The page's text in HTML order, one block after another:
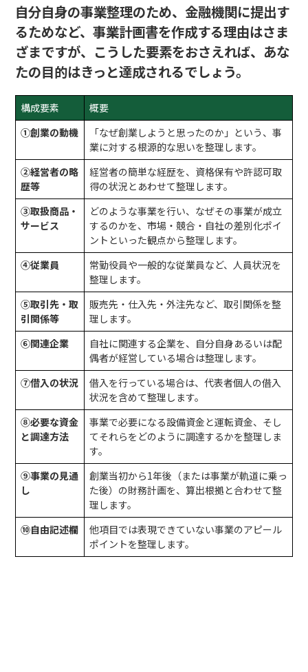
自分自身の事業整理のため、金融機関に提出す
るためなど、事業計画書を作成する理由はさま
ざまですが、こうした要素をおさえれば、あな
たの目的はきっと達成されるでしょう。
構成要素
概要
①創業の動機
「なぜ創業しようと思ったのか」という、事
業に対する根源的な思いを整理します。
②経営者の略
歴等
経営者の簡単な経歴を、資格保有や許認可取
得の状況とあわせて整理します。
③取扱商品・
サービス
どのような事業を行い、なぜその事業が成立
するのかを、市場・競合・自社の差別化ポイ
ントといった観点から整理します。
④従業員
常勤役員や一般的な従業員など、人員状況を
整理します。
⑤取引先・取
引関係等
販売先・仕入先・外注先など、取引関係を整
理します。
⑥関連企業
自社に関連する企業を、自分自身あるいは配
偶者が経営している場合は整理します。
⑦借入の状況
借入を行っている場合は、代表者個人の借入
状況を含めて整理します。
⑧必要な資金
と調達方法
事業で必要になる設備資金と運転資金、そし
てそれらをどのように調達するかを整理しま
す。
⑨事業の見通
し
創業当初から1年後（または事業が軌道に乗っ
た後）の財務計画を、算出根拠と合わせて整
理します。
⑩自由記述欄
他項目では表現できていない事業のアピール
ポイントを整理します。